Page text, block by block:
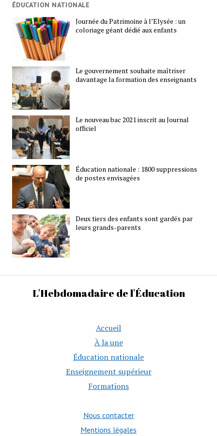
ÉDUCATION NATIONALE
Journée du Patrimoine à l’Elysée : un
coloriage géant dédié aux enfants
Le gouvernement souhaite maîtriser
davantage la formation des enseignants
Le nouveau bac 2021 inscrit au Journal
officiel
Éducation nationale : 1800 suppressions
de postes envisagées
Deux tiers des enfants sont gardés par
leurs grands-parents
L'Hebdomadaire de l'Éducation
Accueil
À la une
Éducation nationale
Enseignement supérieur
Formations
Nous contacter
Mentions légales